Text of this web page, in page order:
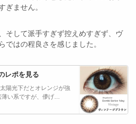
ぎません。
そして派手すぎず控えめすぎず、ヴ
ではの程良さを感じました。
レポを見る
陽光下だとオレンジが強
られました。 色素薄い系ですが、儚げ…